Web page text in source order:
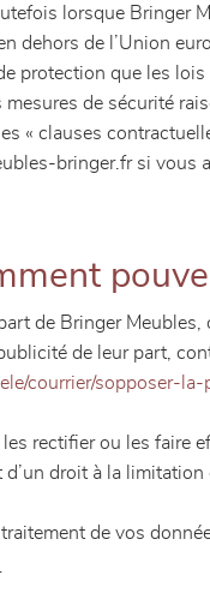
lorsque Bringer
dehors de l’Union
protection que les
de sécurité
« clauses
bringer.fr si
de Bringer
de leur part,
courrier/sopposer-
rectifier ou les faire
droit à la
de vos